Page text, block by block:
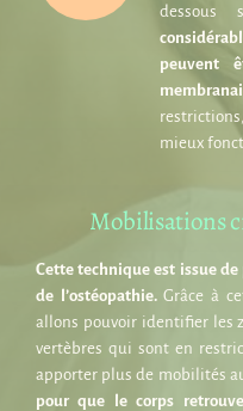
dessous
peuvent
mieux
Mobilisations
Cette technique est issue
de l’ostéopathie.Grâce à
allons pouvoir identifier les
vertèbres qui sont en
apporter plus de mobilités
pour que le corps